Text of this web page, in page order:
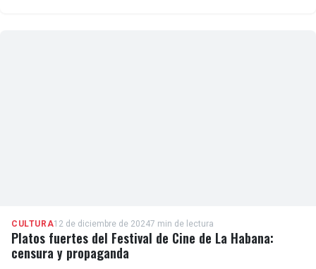
CULTURA12 de diciembre de 20247 min de lectura
Platos fuertes del Festival de Cine de La Habana:
censura y propaganda